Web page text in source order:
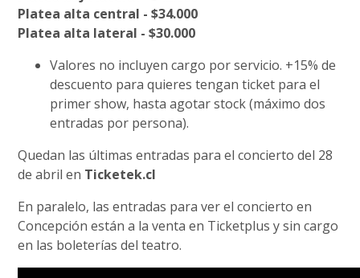
Platea alta central - $34.000
Platea alta lateral - $30.000
Valores no incluyen cargo por servicio. +15% de
descuento para quieres tengan ticket para el
primer show, hasta agotar stock (máximo dos
entradas por persona).
Quedan las últimas entradas para el concierto del 28
de abril en Ticketek.cl
En paralelo, las entradas para ver el concierto en
Concepción están a la venta en Ticketplus y sin cargo
en las boleterías del teatro.